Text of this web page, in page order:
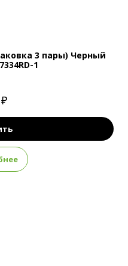
3 пары) Черный
1